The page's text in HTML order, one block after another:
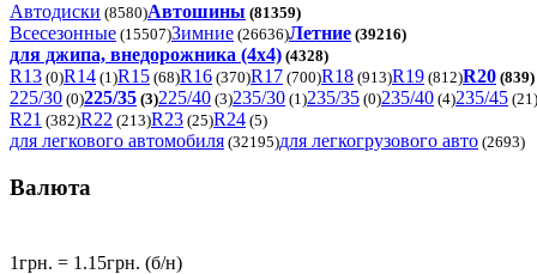
Автодиски (8580)Автошины (81359)
Всесезонные (15507)Зимние (26636)Летние (39216)
для джипа, внедорожника (4x4) (4328)
R13 (0)R14 (1)R15 (68)R16 (370)R17 (700)R18 (913)R19 (812)R20 (839)
225/30 (0)225/35 (3)225/40 (3)235/30 (1)235/35 (0)235/40 (4)235/45 (21)
R21 (382)R22 (213)R23 (25)R24 (5)
для легкового автомобиля (32195)для легкогрузового авто (2693)
Валюта
1грн. = 1.15грн. (б/н)